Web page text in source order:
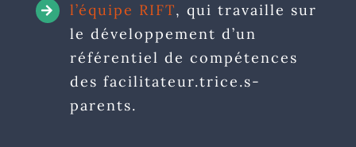
l’équipe RIFT, qui travaille sur
le développement d’un
référentiel de compétences
des facilitateur.trice.s-
parents.